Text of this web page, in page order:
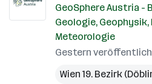
GeoSphere Austria
Geologie,
Meteorologie
Gestern
Wien 19. Bezirk